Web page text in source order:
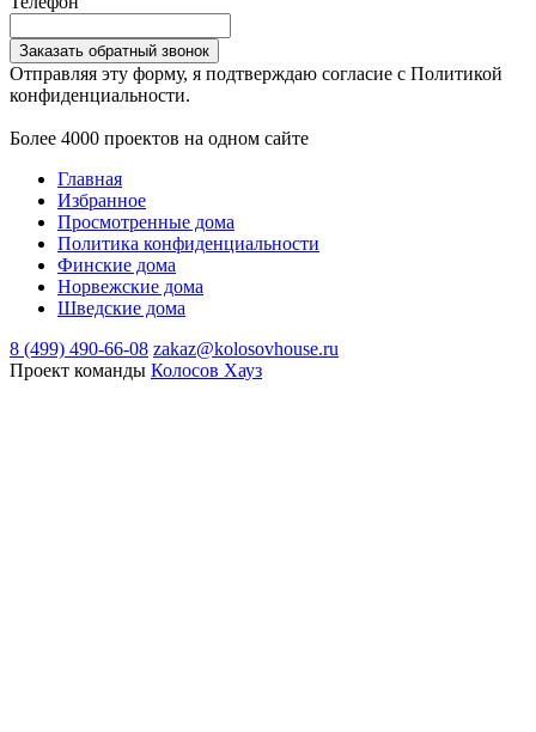
Заказать обратный звонок
Отправляя эту форму, я подтверждаю согласие с Политикой
конфиденциальности.
Более 4000 проектов на одном сайте
Главная
Избранное
Просмотренные дома
Политика конфиденциальности
Финские дома
Норвежские дома
Шведские дома
8 (499) 490-66-08 zakaz@kolosovhouse.ru
Проект команды Колосов Хауз